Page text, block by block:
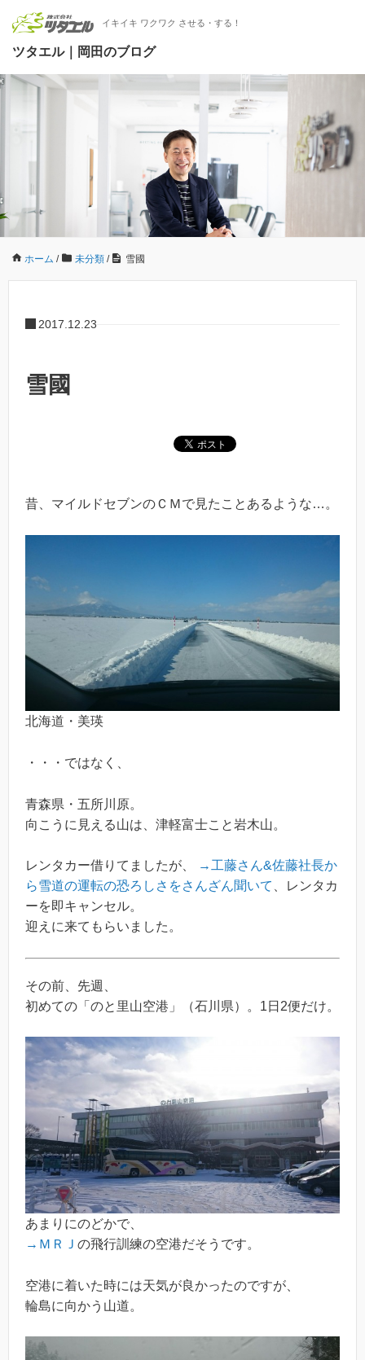
イキイキ ワクワク させる・する！
ツタエル｜岡田のブログ
ホーム / 未分類 / 雪國
2017.12.23
雪國
昔、マイルドセブンのＣＭで見たことあるような…。
北海道・美瑛
・・・ではなく、
青森県・五所川原。
向こうに見える山は、津軽富士こと岩木山。
レンタカー借りてましたが、
→工藤さん&佐藤社長か
ら雪道の運転の恐ろしさをさんざん聞いて
、レンタカ
ーを即キャンセル。
迎えに来てもらいました。
その前、先週、
初めての「のと里山空港」（石川県）。1日2便だけ。
あまりにのどかで、
→ＭＲＪ の飛行訓練の空港だそうです。
空港に着いた時には天気が良かったのですが、
輪島に向かう山道。